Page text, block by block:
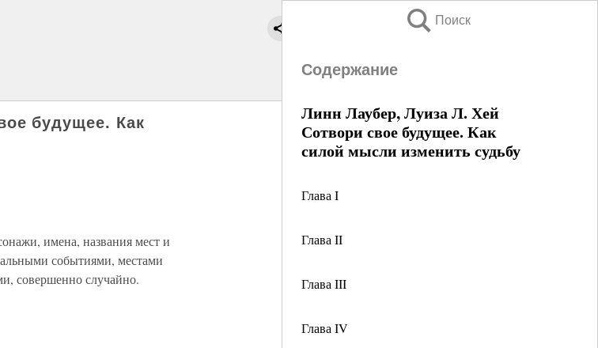
Поиск
Содержание
Линн Лаубер, Луиза Л. Хей
Сотвори свое будущее. Как
силой мысли изменить судьбу
Глава I
Глава II
Глава III
Глава IV
будущее. Как
имена, названия мест и
событиями, местами
совершенно случайно.